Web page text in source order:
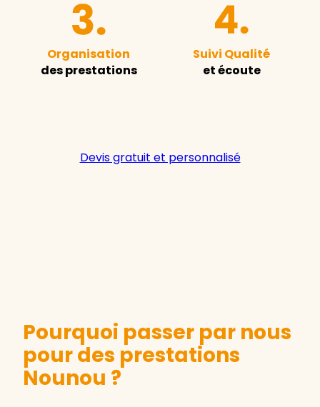
Organisation
des prestations
Suivi Qualité
et écoute
Devis gratuit et personnalisé
Pourquoi passer par nous
pour des prestations
Nounou ?